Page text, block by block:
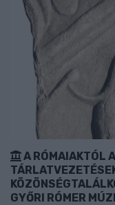
A RÓMAIAKTÓL
GYŐRI RÓMER